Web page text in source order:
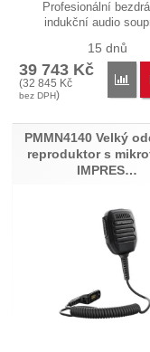
Profesionální
indukční audio
15 dnů
39 743 Kč
(32 845 Kč
bez DPH)
PMMN4140 Velký
reproduktor s
IMPRES…